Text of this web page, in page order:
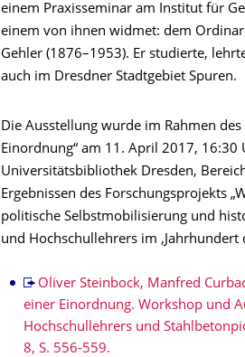
einem Praxisseminar am Institut für
einem von ihnen widmet: dem
Gehler (1876–1953). Er studierte,
auch im Dresdner Stadtgebiet Spuren.
Die Ausstellung wurde im Rahmen
Einordnung“ am 11. April 2017, 16:30
Universitätsbibliothek Dresden,
Ergebnissen des Forschungsprojekts
politische Selbstmobilisierung und
und Hochschullehrers im ‚Jahrhundert
Oliver Steinbock, Manfred
einer Einordnung. Workshop und
Hochschullehrers und
8, S. 556-559.